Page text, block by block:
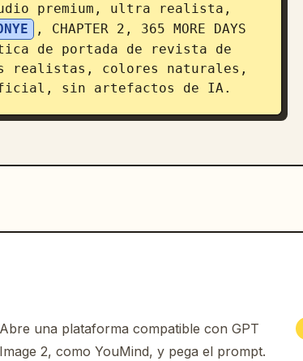
premium, ultra realista,
, CHAPTER 2, 365 MORE DAYS
de portada de revista de
realistas, colores naturales,
sin artefactos de IA.
una plataforma compatible con GPT
Image 2, como YouMind, y pega el prompt.